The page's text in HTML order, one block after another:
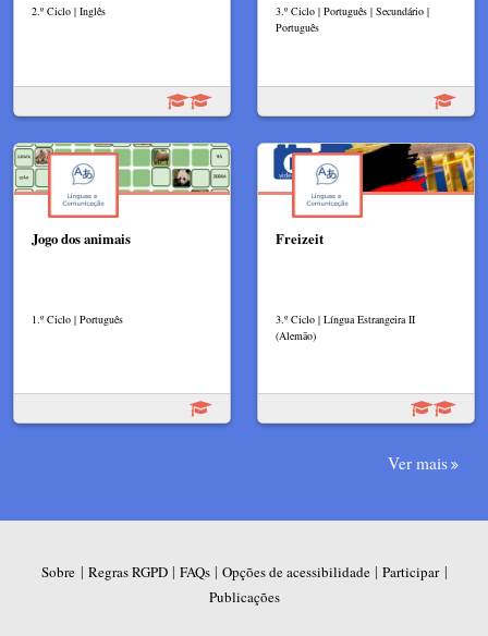
2.º Ciclo | Inglês
3.º Ciclo | Português | Secundário |
Português
Jogo dos animais
1.º Ciclo | Português
Freizeit
3.º Ciclo | Língua Estrangeira II
(Alemão)
Ver mais
Sobre | Regras RGPD| FAQs| Opções de acessibilidade| Participar|
Publicações